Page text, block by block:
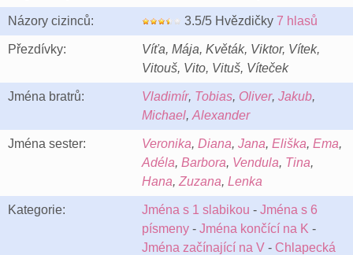
Názory cizinců: 3.5/5 Hvězdičky 7 hlasů
Přezdívky:
Víťa, Mája, Květák, Viktor, Vítek,
Vitouš, Vito, Vituš, Víteček
Jména bratrů: Vladimír, Tobias, Oliver, Jakub,
Michael, Alexander
Jména sester: Veronika, Diana, Jana, Eliška, Ema,
Adéla, Barbora, Vendula, Tina,
Hana, Zuzana, Lenka
Kategorie: Jména s 1 slabikou - Jména s 6
písmeny - Jména končící na K -
Jména začínající na V - Chlapecká